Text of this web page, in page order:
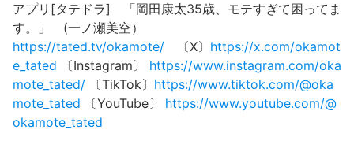
アプリ[タテドラ] 「岡田康太35歳、モテすぎて困ってま
す。」 (一ノ瀬美空）
https://tated.tv/okamote/ 〔X〕 https://x.com/okamot
e_tated 〔Instagram〕 https://www.instagram.com/oka
mote_tated/ 〔TikTok〕 https://www.tiktok.com/@oka
mote_tated 〔YouTube〕 https://www.youtube.com/@
okamote_tated